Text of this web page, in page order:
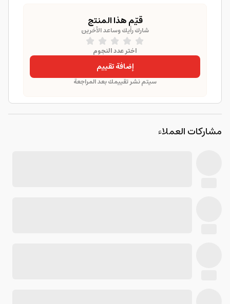
قيّم هذا المنتج
شارك رأيك وساعد الآخرين
اختر عدد النجوم
إضافة تقييم
سيتم نشر تقييمك بعد المراجعة
مشاركات العملاء